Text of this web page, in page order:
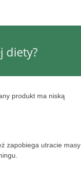
diety?
produkt ma niską
zapobiega utracie masy